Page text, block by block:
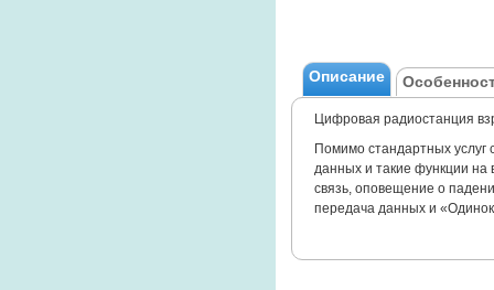
Описание
Цифровая радиостанция
Помимо стандартных услуг
данных и такие функции на
связь, оповещение о
передача данных и